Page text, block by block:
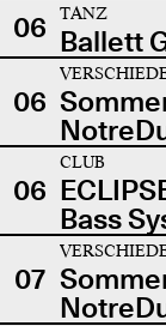
06
TANZ
Ballett
06
06
CLUB
Bass
07